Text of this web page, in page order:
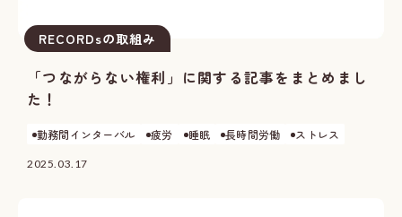
RECORDsの取組み
「つながらない権利」に関する記事をまとめまし
た！
勤務間インターバル 疲労 睡眠 長時間労働 ストレス
2025.03.17